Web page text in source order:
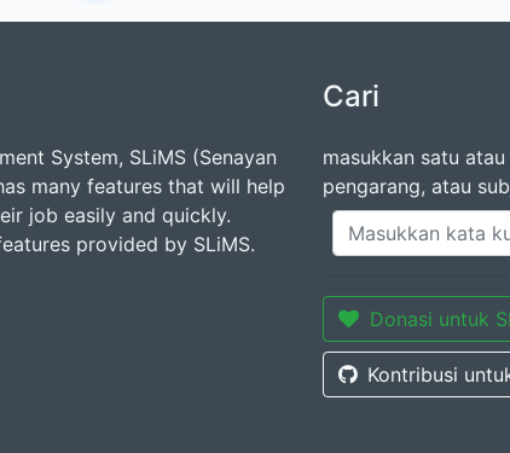
System, SLiMS (Senayan
many features that will help
job easily and quickly.
provided by SLiMS.
Cari
masukkan satu
pengarang, atau
Donasi untuk
Kontribusi